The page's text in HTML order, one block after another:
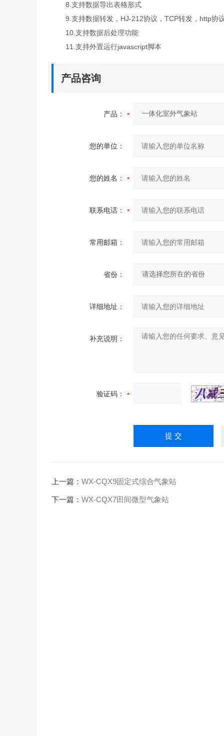
8.支持数据导出表格形式
9.支持数据转发，HJ-212协议，TCP转发，http协
10.支持数据后处理功能
11.支持外置运行javascript脚本
产品咨询
产品：
您的单位：
您的姓名：
联系电话：
常用邮箱：
省份：
详细地址：
补充说明：
验证码：
上一篇： WX-CQX9固定式综合气象站
下一篇： WX-CQX7田间微型气象站